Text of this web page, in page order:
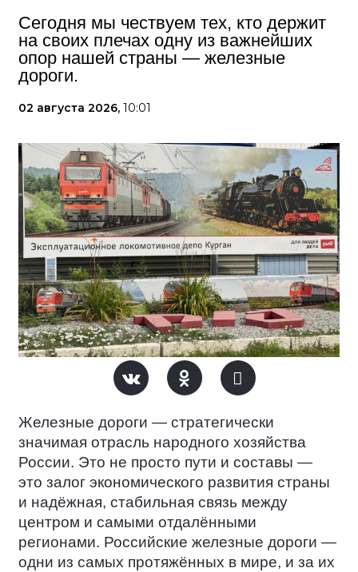
Сегодня мы чествуем тех, кто держит
на своих плечах одну из важнейших
опор нашей страны — железные
дороги.
02 августа 2026, 10:01
Железные дороги — стратегически
значимая отрасль народного хозяйства
России. Это не просто пути и составы —
это залог экономического развития страны
и надёжная, стабильная связь между
центром и самыми отдалёнными
регионами. Российские железные дороги —
одни из самых протяжённых в мире, и за их